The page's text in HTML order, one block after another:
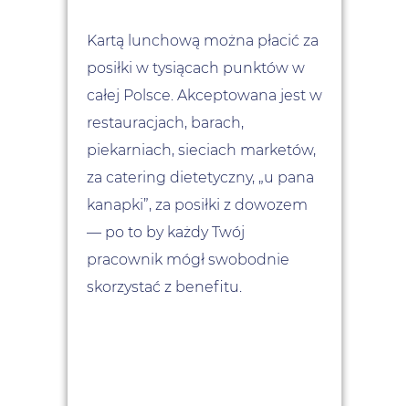
Kartą lunchową można płacić za
posiłki w tysiącach punktów w
całej Polsce. Akceptowana jest w
restauracjach, barach,
piekarniach, sieciach marketów,
za catering dietetyczny, „u pana
kanapki”, za posiłki z dowozem
— po to by każdy Twój
pracownik mógł swobodnie
skorzystać z benefitu.